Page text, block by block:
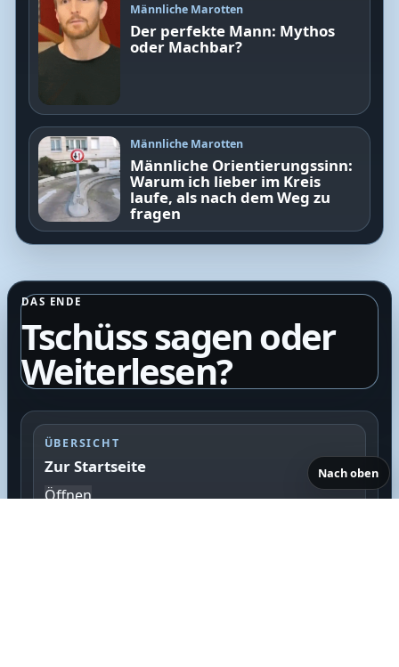
Männliche Marotten
Der perfekte Mann: Mythos
oder Machbar?
Männliche Marotten
Männliche Orientierungssinn:
Warum ich lieber im Kreis
laufe, als nach dem Weg zu
fragen
DAS ENDE
Tschüss sagen oder
Weiterlesen?
ÜBERSICHT
Zur Startseite
Öffnen
Nach oben